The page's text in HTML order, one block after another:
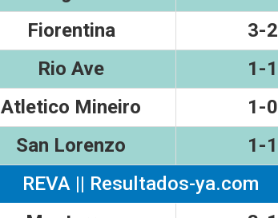
Fiorentina 3-2
Rio Ave 1-1
Atletico Mineiro 1-0
San Lorenzo 1-1
REVA || Resultados-ya.com